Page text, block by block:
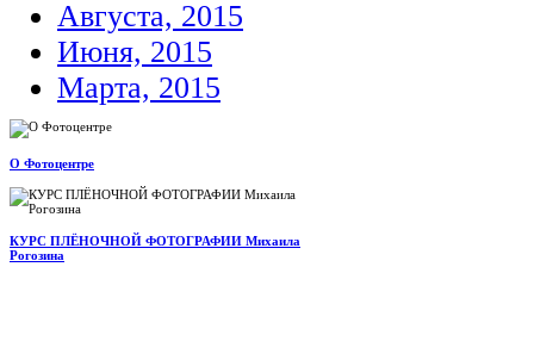
Августа, 2015
Июня, 2015
Марта, 2015
О Фотоцентре
КУРС ПЛЁНОЧНОЙ ФОТОГРАФИИ Михаила
Рогозина